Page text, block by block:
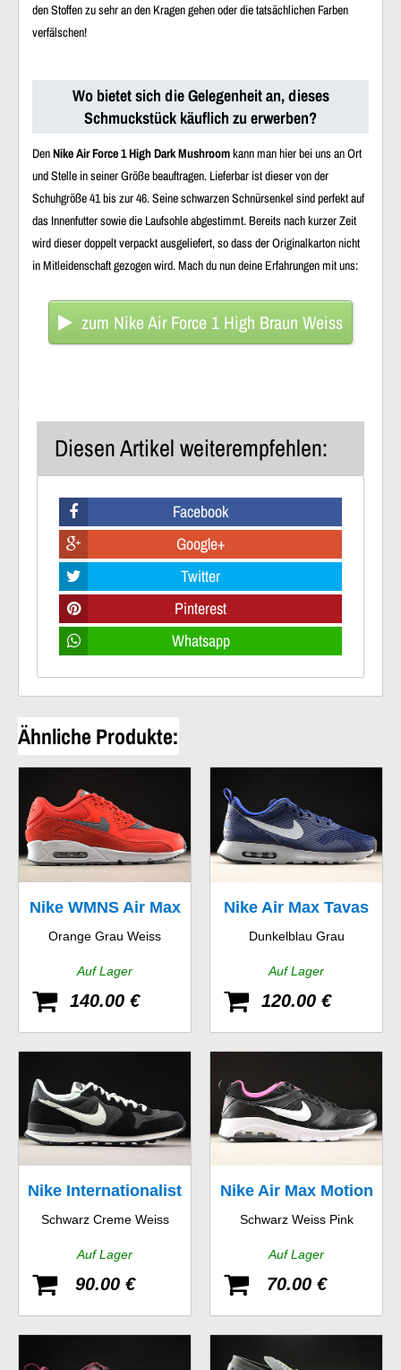
den Stoffen zu sehr an den Kragen gehen oder die tatsächlichen Farben
verfälschen!
Wo bietet sich die Gelegenheit an, dieses
Schmuckstück käuflich zu erwerben?
DenNike Air Force 1 High Dark Mushroomkann man hier bei uns an Ort
und Stelle in seiner Größe beauftragen. Lieferbar ist dieser von der
Schuhgröße 41 bis zur 46. Seine schwarzen Schnürsenkel sind perfekt auf
das Innenfutter sowie die Laufsohle abgestimmt. Bereits nach kurzer Zeit
wird dieser doppelt verpackt ausgeliefert, so dass der Originalkarton nicht
in Mitleidenschaft gezogen wird. Mach du nun deine Erfahrungen mit uns:
zum Nike Air Force 1 High Braun Weiss
Diesen Artikel weiterempfehlen:
Facebook
Google+
Twitter
Pinterest
Whatsapp
Ähnliche Produkte:
Nike WMNS Air Max
90
Orange Grau Weiss
Auf Lager
140.00 €
Nike Air Max Tavas
Dunkelblau Grau
Auf Lager
120.00 €
Nike Internationalist
Schwarz Creme Weiss
Auf Lager
90.00 €
Nike Air Max Motion
GS
Schwarz Weiss Pink
Auf Lager
70.00 €